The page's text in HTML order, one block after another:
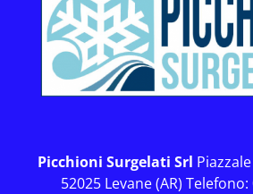
Picchioni Surgelati Srl
52025 Levane (AR)